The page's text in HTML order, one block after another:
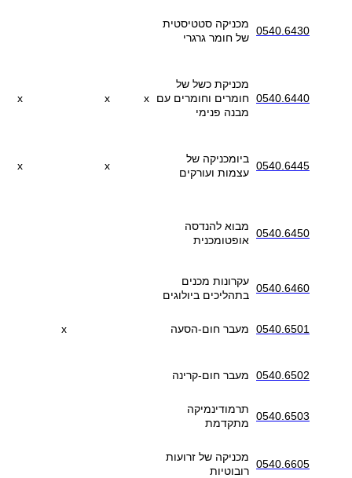
0540.6430
מכניקה סטטיסטית
של חומר גרגרי
0540.6440
מכניקת כשל של
חומרים וחומרים עם
מבנה פנימי
x
x
x
0540.6445
ביומכניקה של
עצמות ועורקים
x
x
0540.6450
מבוא להנדסה
אופטומכנית
0540.6460
עקרונות מכנים
בתהליכים ביולוגים
0540.6501 מעבר חום-הסעה x
0540.6502 מעבר חום-קרינה
0540.6503
תרמודינמיקה
מתקדמת
0540.6605
מכניקה של זרועות
רובוטיות